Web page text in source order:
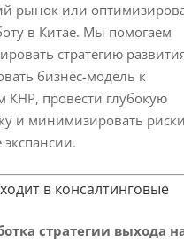
рынок или
в Китае. Мы помогаем
стратегию
бизнес-модель к
КНР, провести глубокую
и минимизировать
экспансии.
в консалтинговые
стратегии выхода